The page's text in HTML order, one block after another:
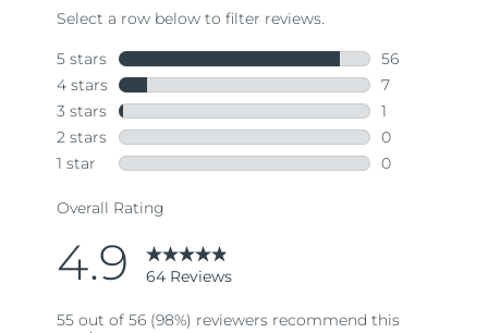
Same
page
link.